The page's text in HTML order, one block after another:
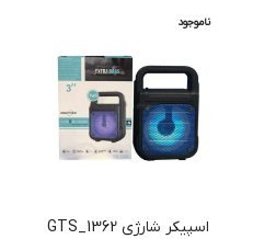
ناموجود
اسپیکر شارژی GTS_1362